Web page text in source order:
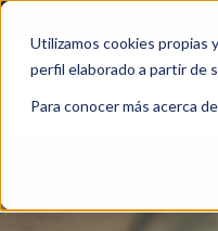
Utilizamos cookies propias
perfil elaborado a partir de
Para conocer más acerca